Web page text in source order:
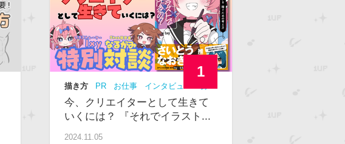
描き方 PR お仕事 インタビュー
級
中級
今、クリエイターとして生きて
いくには？ 『それでイラスト...
2024.11.05
1